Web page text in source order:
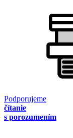
Podporujeme
čítanie
s porozumením